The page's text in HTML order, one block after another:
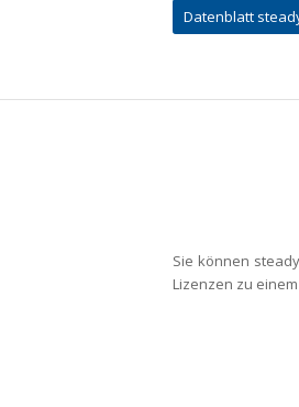
Datenblatt
Sie können
Lizenzen zu